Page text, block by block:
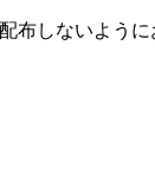
布しないよう